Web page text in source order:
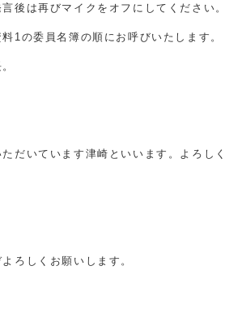
後は再びマイクをオフにしてください。
1の委員名簿の順にお呼びいたします。
だいています津崎といいます。よろしく
ろしくお願いします。